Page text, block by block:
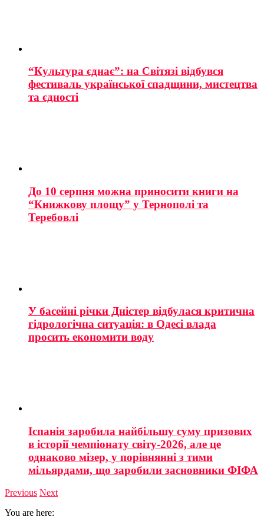
“Культура єднає”: на Світязі відбувся
фестиваль української спадщини, мистецтва
та єдності
До 10 серпня можна приносити книги на
“Книжкову площу” у Тернополі та
Теребовлі
У басейні річки Дністер відбулася критична
гідрологічна ситуація: в Одесі влада
просить економити воду
Іспанія заробила найбільшу суму призових
в історії чемпіонату світу-2026, але це
однаково мізер, у порівнянні з тими
мільярдами, що заробили засновники ФІФА
Previous Next
You are here: